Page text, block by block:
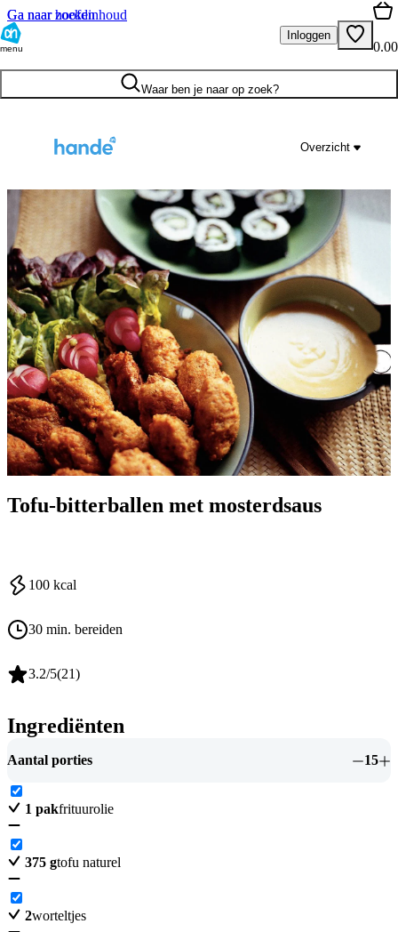
Ga naar hoofdinhoud
Ga naar zoeken
menu
Inloggen
0.00
Waar ben je naar op zoek?
Overzicht
Tofu-bitterballen met mosterdsaus
100 kcal
30 min. bereiden
3.2/5(21)
Ingrediënten
Aantal porties 15
1 pakfrituurolie
375 gtofu naturel
2worteltjes